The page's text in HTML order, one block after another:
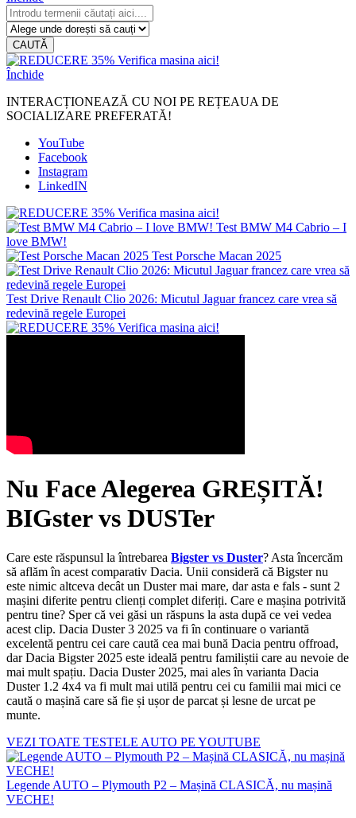
CAUTĂ
Închide
INTERACȚIONEAZĂ CU NOI PE REȚEAUA DE
SOCIALIZARE PREFERATĂ!
YouTube
Facebook
Instagram
LinkedIN
Test BMW M4 Cabrio – I
love BMW!
Test Porsche Macan 2025
Test Drive Renault Clio 2026: Micutul Jaguar francez care vrea să
redevină regele Europei
Nu Face Alegerea GREȘITĂ!
BIGster vs DUSTer
Care este răspunsul la întrebarea Bigster vs Duster? Asta încercăm
să aflăm în acest comparativ Dacia. Unii consideră că Bigster nu
este nimic altceva decât un Duster mai mare, dar asta e fals - sunt 2
mașini diferite pentru clienți complet diferiți. Care e mașina potrivită
pentru tine? Sper că vei găsi un răspuns la asta după ce vei vedea
acest clip. Dacia Duster 3 2025 va fi în continuare o variantă
excelentă pentru cei care caută cea mai bună Dacia pentru offroad,
dar Dacia Bigster 2025 este ideală pentru familiștii care au nevoie de
mai mult spațiu. Dacia Duster 2025, mai ales în varianta Dacia
Duster 1.2 4x4 va fi mult mai utilă pentru cei cu familii mai mici ce
caută o mașină care să fie și ușor de parcat și lesne de urcat pe
munte.
VEZI TOATE TESTELE AUTO PE YOUTUBE
Legende AUTO – Plymouth P2 – Mașină CLASICĂ, nu mașină
VECHE!